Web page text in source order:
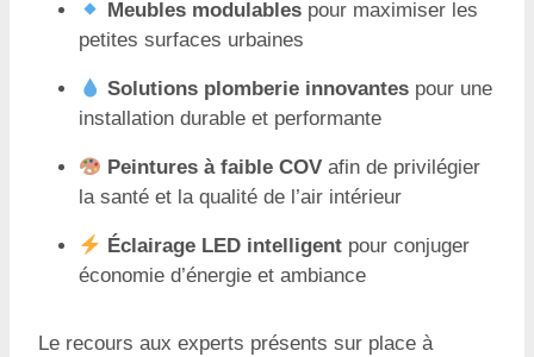
Meubles modulables pour maximiser les
petites surfaces urbaines
Solutions plomberie innovantes pour une
installation durable et performante
Peintures à faible COV afin de privilégier
la santé et la qualité de l’air intérieur
Éclairage LED intelligent pour conjuger
économie d’énergie et ambiance
Le recours aux experts présents sur place à